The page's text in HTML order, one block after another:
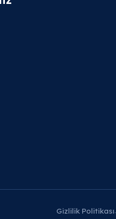
Gizlilik Politikası